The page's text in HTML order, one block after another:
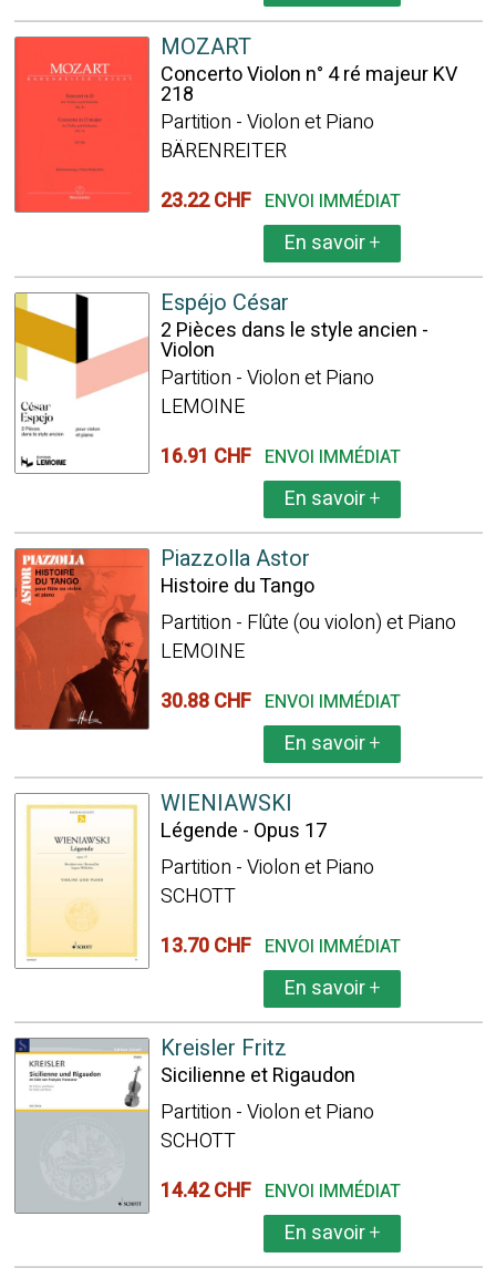
MOZART
Concerto Violon n° 4 ré majeur KV
218
Partition - Violon et Piano
BÄRENREITER
23.22 CHF ENVOI IMMÉDIAT
En savoir+
Espéjo César
2 Pièces dans le style ancien -
Violon
Partition - Violon et Piano
LEMOINE
16.91 CHF ENVOI IMMÉDIAT
En savoir+
Piazzolla Astor
Histoire du Tango
Partition - Flûte (ou violon) et Piano
LEMOINE
30.88 CHF ENVOI IMMÉDIAT
En savoir+
WIENIAWSKI
Légende - Opus 17
Partition - Violon et Piano
SCHOTT
13.70 CHF ENVOI IMMÉDIAT
En savoir+
Kreisler Fritz
Sicilienne et Rigaudon
Partition - Violon et Piano
SCHOTT
14.42 CHF ENVOI IMMÉDIAT
En savoir+